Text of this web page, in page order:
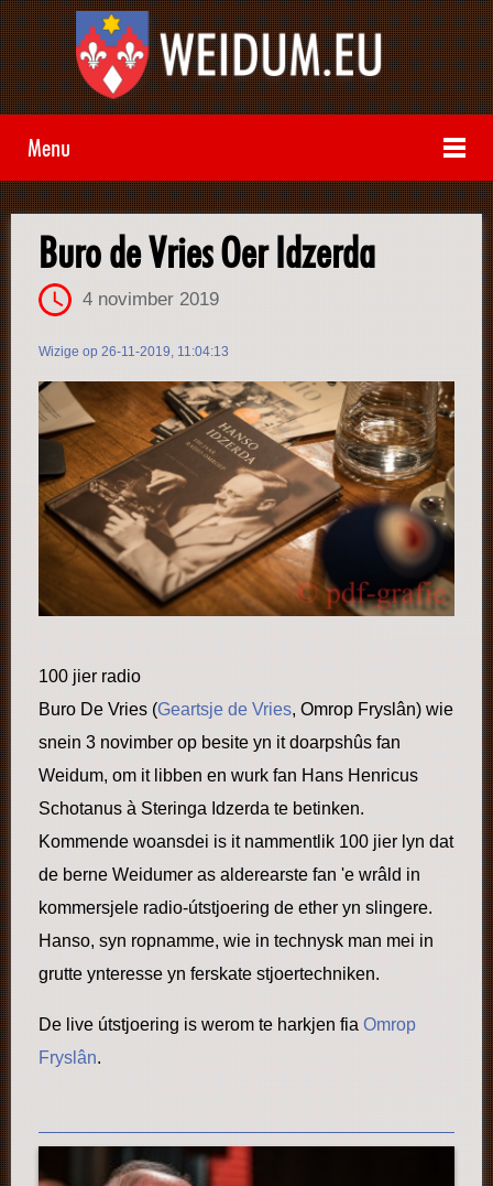
Menu
Buro de Vries Oer Idzerda
4 novimber 2019
Wizige op 26-11-2019, 11:04:13
100 jier radio
Buro De Vries (Geartsje de Vries, Omrop Fryslân) wie
snein 3 novimber op besite yn it doarpshûs fan
Weidum, om it libben en wurk fan Hans Henricus
Schotanus à Steringa Idzerda te betinken.
Kommende woansdei is it nammentlik 100 jier lyn dat
de berne Weidumer as alderearste fan 'e wrâld in
kommersjele radio-útstjoering de ether yn slingere.
Hanso, syn ropnamme, wie in technysk man mei in
grutte ynteresse yn ferskate stjoertechniken.
De live útstjoering is werom te harkjen fia Omrop
Fryslân.